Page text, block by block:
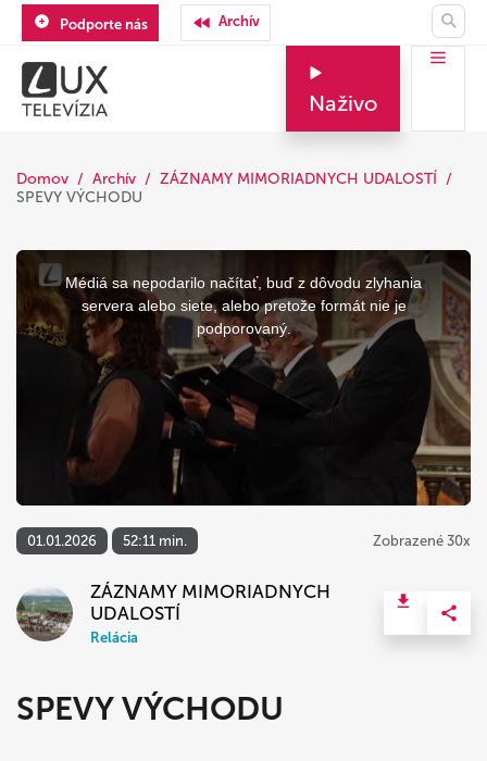
Podporte nás Archív
Naživo
Domov Archív
ZÁZNAMY MIMORIADNYCH UDALOSTÍ
SPEVY VÝCHODU
This
modal
window.
Médiá sa nepodarilo načítať, buď z dôvodu zlyhania
servera alebo siete, alebo pretože formát nie je
podporovaný.
01.01.2026 52:11 min. Zobrazené 30x
ZÁZNAMY MIMORIADNYCH
UDALOSTÍ
Relácia
SPEVY VÝCHODU